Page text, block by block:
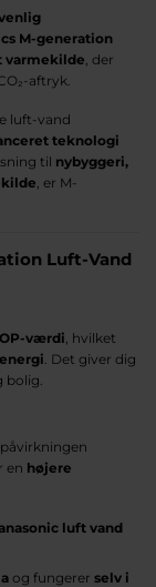
M-generation
varmekilde , der
aftryk.
luft-vand
teknologi
til nybyggeri,
, er M-
Luft-Vand
værdi, hvilket
. Det giver dig
bolig.
en højere
luft vand
og fungerer selv i